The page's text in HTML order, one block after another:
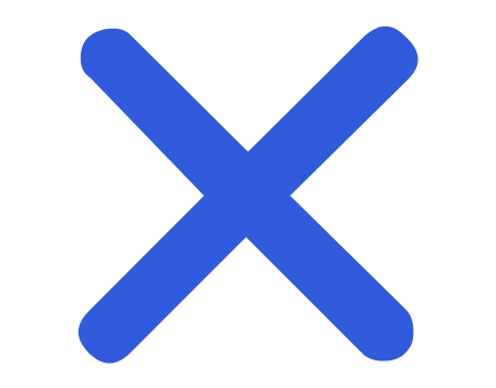
Start prosjektet ditt med oss
Klar til å gjøre ideen din om til en kraftfull digital opplevelse?